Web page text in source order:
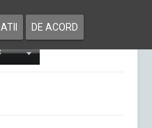
DE ACORD